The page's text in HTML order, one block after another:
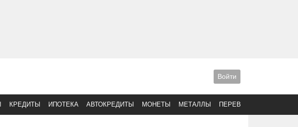
Войти
КРЕДИТЫ ИПОТЕКА АВТОКРЕДИТЫ МОНЕТЫ МЕТАЛЛЫ ПЕРЕВОДЫ